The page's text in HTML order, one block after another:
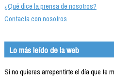
¿Qué dice la prensa de nosotros?
Contacta con nosotros
Lo más leído de la web
Si no quieres arrepentirte el día que te